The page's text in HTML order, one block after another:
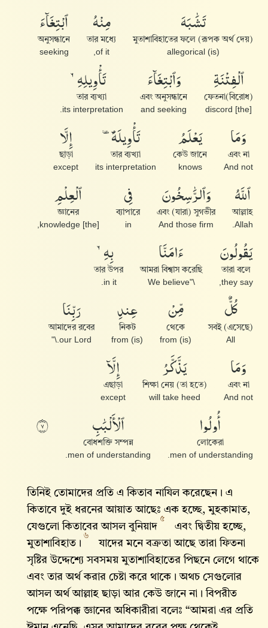
تَشَٰبَهَ
মুতাশাবিহাতের ফলে (রূপক অর্থ দেয়)
(is) allegorical
مِنْهُ
তার মধ্যে
of it,
ٱبْتِغَآءَ
অনুসন্ধানে
seeking
ٱلْفِتْنَةِ
ফেতনা(বিরোধ)
[the] discord
وَٱبْتِغَآءَ
এবং অনুসন্ধানে
and seeking
تَأْوِيلِهِۦ
তার ব্যখ্যা
its interpretation.
وَمَا
এবং না
And not
يَعْلَمُ
কেউ জানে
knows
تَأْوِيلَهُۥٓ
তার ব্যখ্যা
its interpretation
إِلَّا
ছাড়া
except
ٱللَّهُ
আল্লাহ
Allah.
وَٱلرَّٰسِخُونَ
এবং (যারা) সুগভীর
And those firm
فِى
ব্যাপারে
in
ٱلْعِلْمِ
জ্ঞানের
[the] knowledge,
يَقُولُونَ
তারা বলে
they say,
ءَامَنَّا
আমরা বিশ্বাস করেছি
\"We believe
بِهِۦ
তার উপর
in it.
كُلٌّ
সবই (এসেছে)
All
مِّنْ
থেকে
(is) from
عِندِ
নিকট
(is) from
رَبِّنَا
আমাদের রবের
our Lord.\"
وَمَا
এবং না
And not
يَذَّكَّرُ
শিক্ষা নেয় (তা হতে)
will take heed
إِلَّآ
এছাড়া
except
أُو۟لُوا۟
লোকেরা
men of understanding.
ٱلْأَلْبَٰبِ
বোধশক্তি সম্পন্ন
men of understanding.
٧
তিনিই তোমাদের প্রতি এ কিতাব নাযিল করেছেন। এ
কিতাবে দুই ধরনের আয়াত আছেঃ এক হচ্ছে, মুহকামাত,
যেগুলো কিতাবের আসল বুনিয়াদ
৫
এবং দ্বিতীয় হচ্ছে,
মুতাশাবিহাত।
৬
যাদের মনে বক্রতা আছে তারা ফিতনা
সৃষ্টির উদ্দেশ্যে সবসময় মুতাশাবিহাতের পিছনে লেগে থাকে
এবং তার অর্থ করার চেষ্টা করে থাকে। অথচ সেগুলোর
আসল অর্থ আল্লাহ‌ ছাড়া আর কেউ জানে না। বিপরীত
পক্ষে পরিপক্ক জ্ঞানের অধিকারীরা বলেঃ “আমরা এর প্রতি